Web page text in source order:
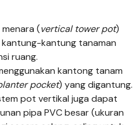
(vertical tower pot)
kantung tanaman
ruang.
kantong tanam
pocket) yang digantung.
pot vertikal juga dapat
pipa PVC besar (ukuran